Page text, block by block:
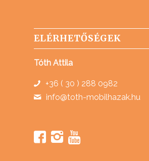
ELÉRHETŐSÉGEK
Tóth Attila
+36 ( 30 ) 288 0982
info@toth-mobilhazak.hu